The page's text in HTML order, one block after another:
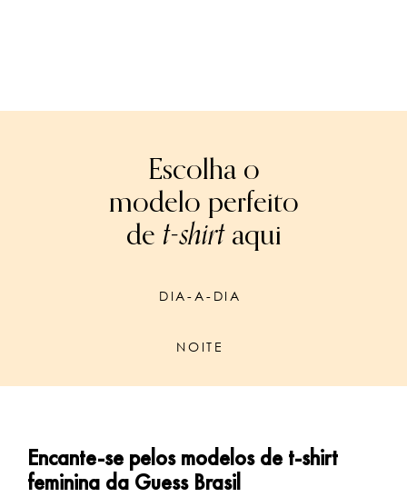
Escolha o
modelo perfeito
de t-shirtaqui
DIA-A-DIA
NOITE
Encante-se pelos modelos de t-shirt
feminina da Guess Brasil